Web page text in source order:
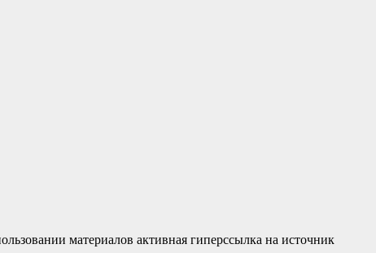
материалов активная гиперссылка на источник